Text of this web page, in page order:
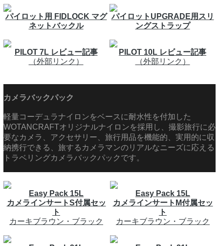
パイロット用 FIDLOCK マグ
ネットバックル
パイロットUPGRADE用スリ
ングストラップ
PILOT 7L レビュー記事
（外部リンク）
PILOT 10L レビュー記事
（外部リンク）
カメラバックパック
軽量コーデュラナイロンをベースに耐水性を付加した
WOTANCRAFTオリジナルナイロンを採用し、撮影旅行に必
要なカメラ、アクセサリー、旅行用品を機能的、実用的に収
納携行できる、旅するカメラマンのリアルなニーズに応える
トラベリングカメラバックパックです。
Easy Pack 15L
カメラインサートS付属セッ
ト
カーキブラウン・ブラック
Easy Pack 15L
カメラインサートM付属セッ
ト
カーキブラウン・ブラック